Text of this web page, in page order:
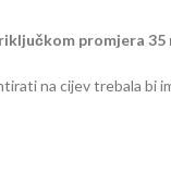
promjera 35
na cijev trebala bi